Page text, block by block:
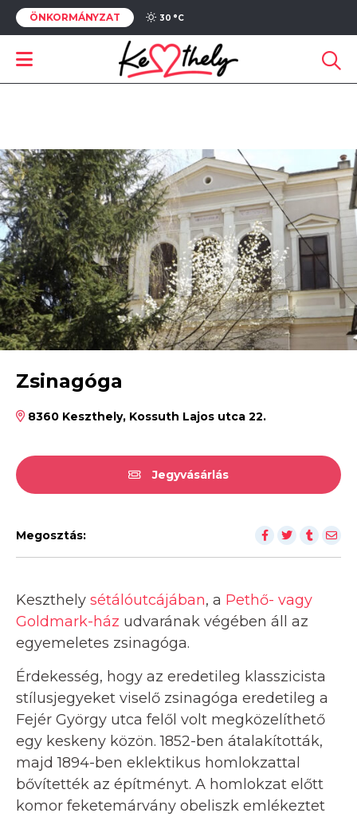
ÖNKORMÁNYZAT 30 °C
Zsinagóga
8360 Keszthely, Kossuth Lajos utca 22.
Jegyvásárlás
Megosztás:
Keszthely sétálóutcájában, a Pethő- vagy
Goldmark-ház udvarának végében áll az
egyemeletes zsinagóga.
Érdekesség, hogy az eredetileg klasszicista
stílusjegyeket viselő zsinagóga eredetileg a
Fejér György utca felől volt megközelíthető
egy keskeny közön. 1852-ben átalakították,
majd 1894-ben eklektikus homlokzattal
bővítették az építményt. A homlokzat előtt
komor feketemárvány obeliszk emlékeztet